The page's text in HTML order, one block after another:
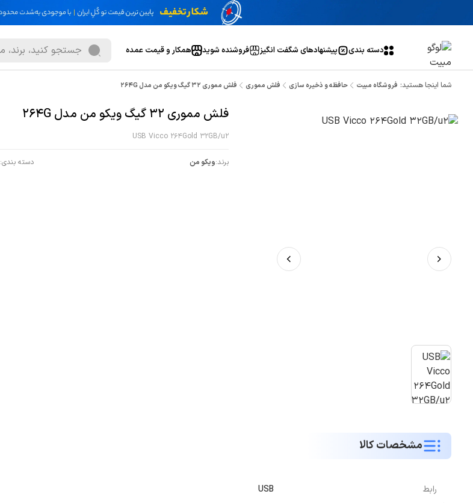
دسته بندی پیشنهاد‌های شگفت انگیز فروشنده شوید همکار و قیمت عمده
شما اینجا هستید: فروشگاه مبیت حافظه و ذخیره سازی فلش مموری فلش مموری 32 گیگ ویکو من مدل 264G
فلش مموری 32 گیگ ویکو من مدل 264G
USB Vicco 264Gold 32GB/u2
برند:ویکو من دسته بندی:
مشخصات کالا
رابط USB